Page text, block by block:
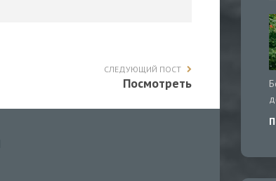
СЛЕДУЮЩИЙ ПОСТ
Посмотреть